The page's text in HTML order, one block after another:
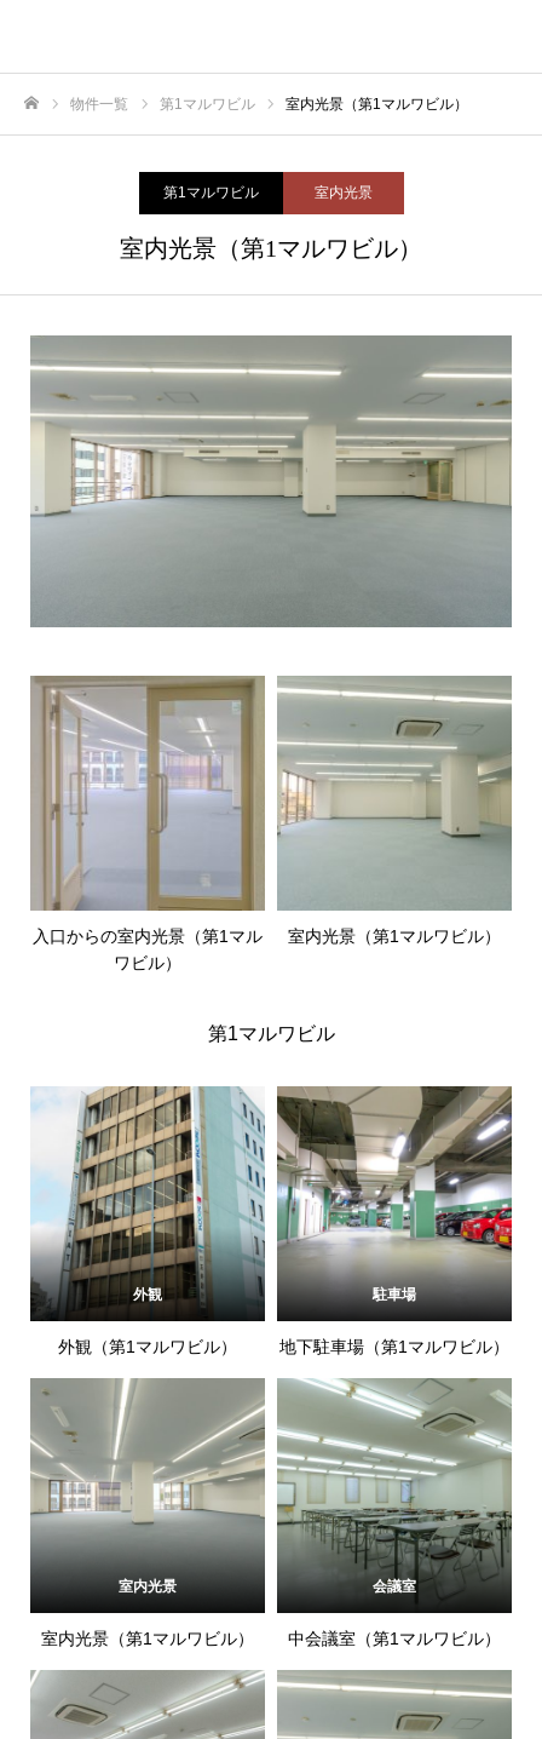
物件一覧 第1マルワビル 室内光景（第1マルワビル）
第1マルワビル 室内光景
室内光景（第1マルワビル）
入口からの室内光景（第1マル
ワビル）
室内光景（第1マルワビル）
第1マルワビル
外観
外観（第1マルワビル）
駐車場
地下駐車場（第1マルワビル）
室内光景
室内光景（第1マルワビル）
会議室
中会議室（第1マルワビル）